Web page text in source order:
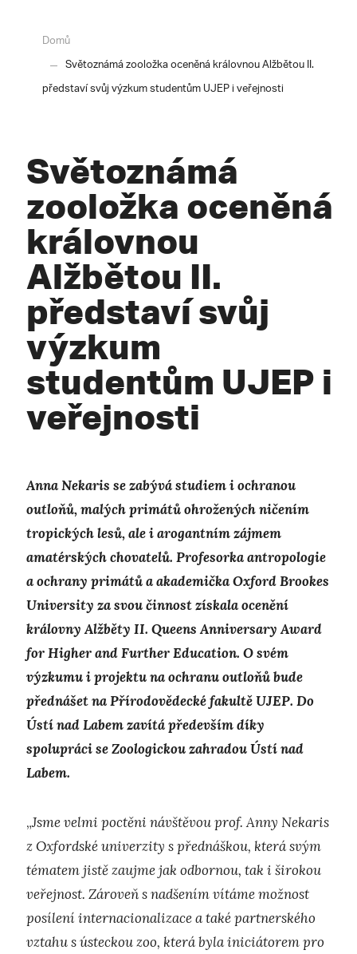
Domů
Světoznámá zooložka oceněná královnou Alžbětou II.
představí svůj výzkum studentům UJEP i veřejnosti
Světoznámá
zooložka oceněná
královnou
Alžbětou II.
představí svůj
výzkum
studentům UJEP i
veřejnosti
Anna Nekaris se zabývá studiem i ochranou
outloňů, malých primátů ohrožených ničením
tropických lesů, ale i arogantním zájmem
amatérských chovatelů. Profesorka antropologie
a ochrany primátů a akademička Oxford Brookes
University za svou činnost získala ocenění
královny Alžběty II. Queens Anniversary Award
for Higher and Further Education. O svém
výzkumu i projektu na ochranu outloňů bude
přednášet na Přírodovědecké fakultě UJEP. Do
Ústí nad Labem zavítá především díky
spolupráci se Zoologickou zahradou Ústí nad
Labem.
„Jsme velmi poctěni návštěvou prof. Anny Nekaris
z Oxfordské univerzity s přednáškou, která svým
tématem jistě zaujme jak odbornou, tak i širokou
veřejnost. Zároveň s nadšením vítáme možnost
posílení internacionalizace a také partnerského
vztahu s ústeckou zoo, která byla iniciátorem pro